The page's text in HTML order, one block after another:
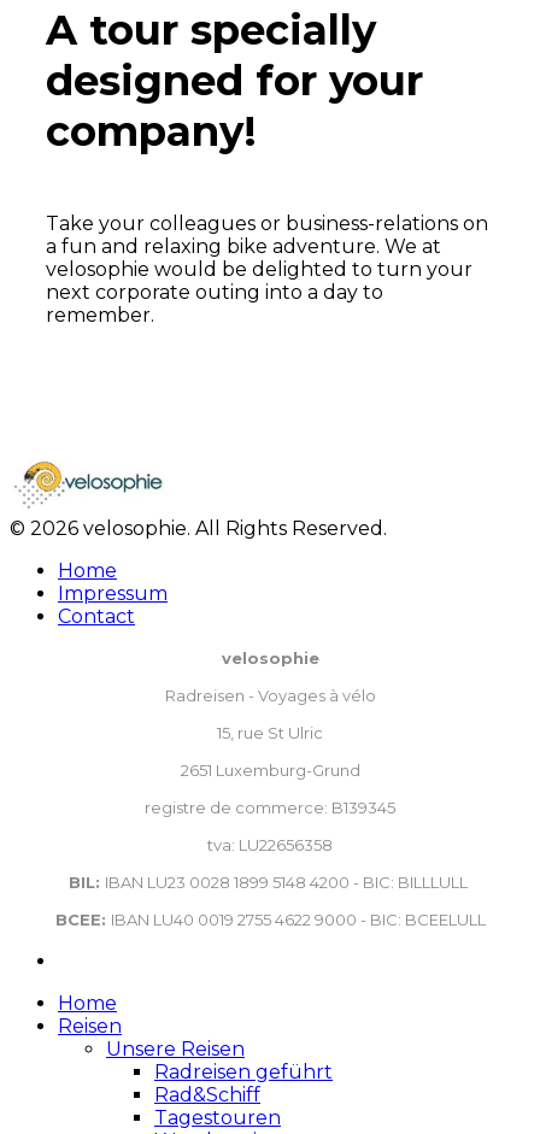
A tour specially
designed for your
company!
Take your colleagues or business-relations on
a fun and relaxing bike adventure. We at
velosophie would be delighted to turn your
next corporate outing into a day to
remember.
© 2026 velosophie. All Rights Reserved.
Home
Impressum
Contact
velosophie
Radreisen - Voyages à vélo
15, rue St Ulric
2651 Luxemburg-Grund
registre de commerce: B139345
tva: LU22656358
BIL: IBAN LU23 0028 1899 5148 4200 - BIC: BILLLULL
BCEE: IBAN LU40 0019 2755 4622 9000 - BIC: BCEELULL
Home
Reisen
Unsere Reisen
Radreisen geführt
Rad&Schiff
Tagestouren